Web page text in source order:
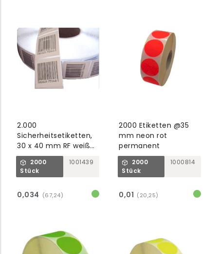
2.000
Sicherheitsetiketten,
30 x 40 mm RF weiß
mit Barcode,
elektromagnetische
Elemente
2000
Stück
1001439
0,034 (67,24)
2000 Etiketten @35
mm neon rot
permanent
2000
Stück
1000814
0,01 (20,25)